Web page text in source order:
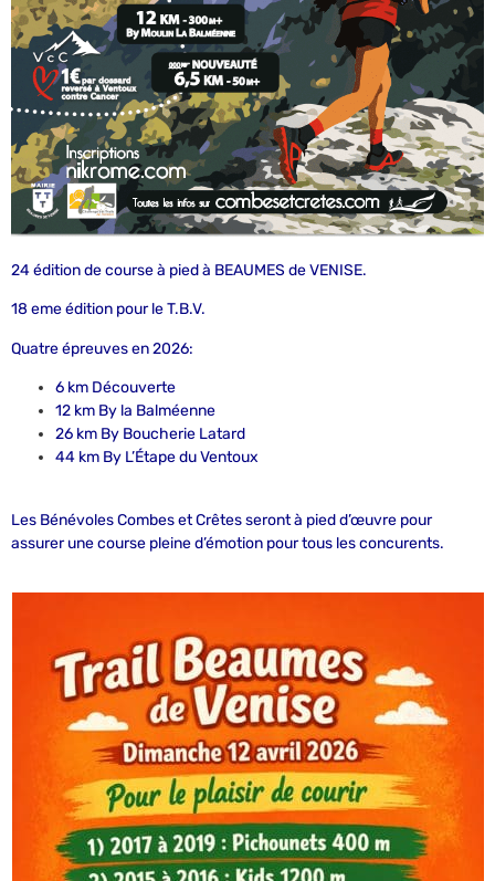
24 édition de course à pied à BEAUMES de VENISE.
18 eme édition pour le T.B.V.
Quatre épreuves en 2026:
6 km Découverte
12 km By la Balméenne
26 km By Boucherie Latard
44 km By L’Étape du Ventoux
Les Bénévoles Combes et Crêtes seront à pied d’œuvre pour
assurer une course pleine d’émotion pour tous les concurents.